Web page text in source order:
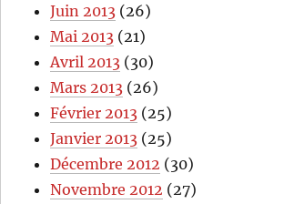
Juin 2013 (26)
Mai 2013 (21)
Avril 2013 (30)
Mars 2013 (26)
Février 2013 (25)
Janvier 2013 (25)
Décembre 2012 (30)
Novembre 2012 (27)